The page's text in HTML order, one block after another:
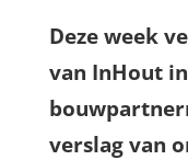
Deze week
van InHout in
verslag van